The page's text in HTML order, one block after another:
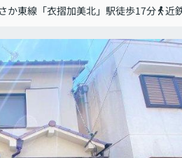
か東線「衣摺加美北」駅徒歩17分 近